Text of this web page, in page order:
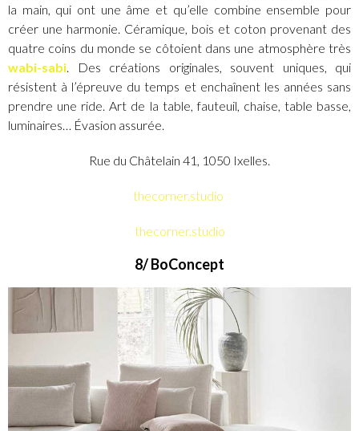
la main, qui ont une âme et qu’elle combine ensemble pour
créer une harmonie. Céramique, bois et coton provenant des
quatre coins du monde se côtoient dans une atmosphère très
wabi-sabi . Des créations originales, souvent uniques, qui
résistent à l’épreuve du temps et enchaînent les années sans
prendre une ride. Art de la table, fauteuil, chaise, table basse,
luminaires… Évasion assurée.
Rue du Châtelain 41, 1050 Ixelles.
thecorner.studio
thecorner.studio
8/ BoConcept